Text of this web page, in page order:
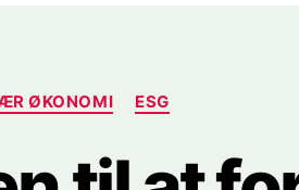
Kategorier
ØKONOMI ESG